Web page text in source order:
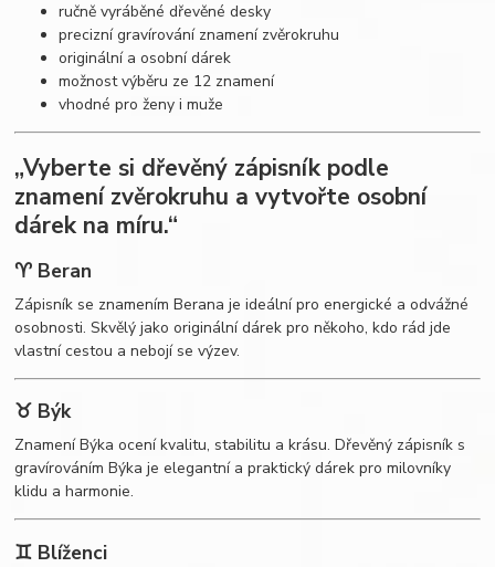
ručně vyráběné dřevěné desky
precizní gravírování znamení zvěrokruhu
originální a osobní dárek
možnost výběru ze 12 znamení
vhodné pro ženy i muže
„Vyberte si dřevěný zápisník podle
znamení zvěrokruhu a vytvořte osobní
dárek na míru.“
♈ Beran
Zápisník se znamením Berana je ideální pro energické a odvážné
osobnosti. Skvělý jako originální dárek pro někoho, kdo rád jde
vlastní cestou a nebojí se výzev.
♉ Býk
Znamení Býka ocení kvalitu, stabilitu a krásu. Dřevěný zápisník s
gravírováním Býka je elegantní a praktický dárek pro milovníky
klidu a harmonie.
♊ Blíženci